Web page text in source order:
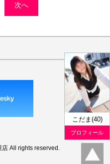
こだま(40)
プロフィール
次へ
All rights reserved.